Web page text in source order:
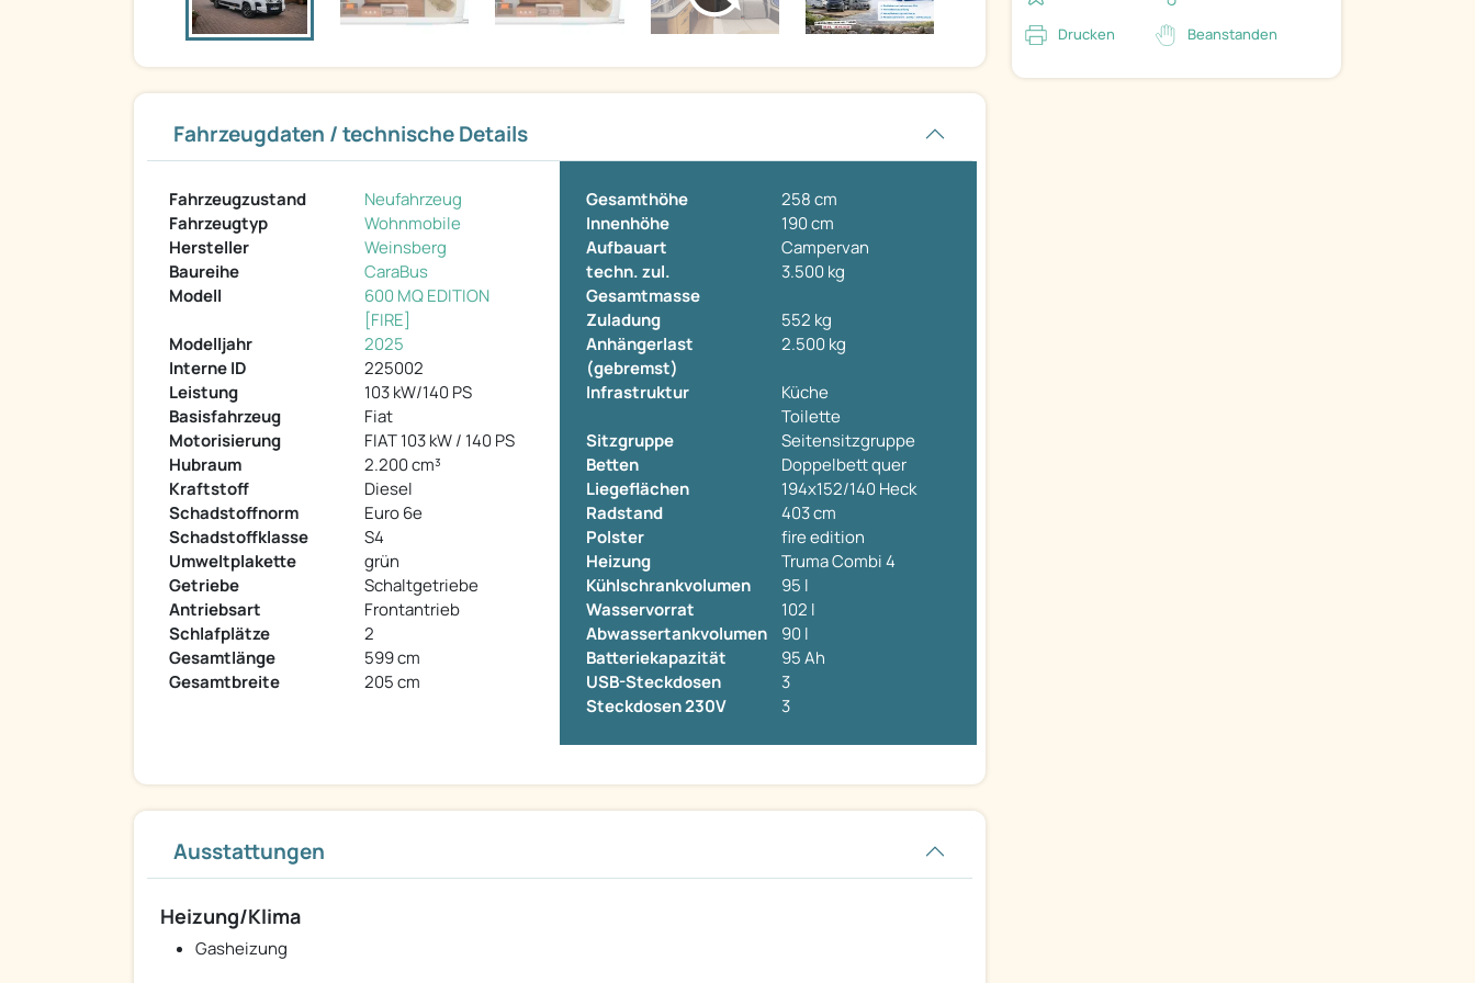
Fahrzeugdaten / technische Details
Fahrzeugzustand
Neufahrzeug
Fahrzeugtyp
Wohnmobile
Hersteller
Weinsberg
Baureihe
CaraBus
Modell
600 MQ EDITION
[FIRE]
Modelljahr
2025
Interne ID
225002
Leistung
103 kW/140 PS
Basisfahrzeug
Fiat
Motorisierung
FIAT 103 kW / 140 PS
Hubraum
2.200 cm³
Kraftstoff
Diesel
Schadstoffnorm
Euro 6e
Schadstoffklasse
S4
Umweltplakette
grün
Getriebe
Schaltgetriebe
Antriebsart
Frontantrieb
Schlafplätze
2
Gesamtlänge
599 cm
Gesamtbreite
205 cm
Gesamthöhe
258 cm
Innenhöhe
190 cm
Aufbauart
Campervan
techn. zul.
Gesamtmasse
3.500 kg
Zuladung
552 kg
Anhängerlast
(gebremst)
2.500 kg
Infrastruktur
Küche
Toilette
Sitzgruppe
Seitensitzgruppe
Betten
Doppelbett quer
Liegeflächen
194x152/140 Heck
Radstand
403 cm
Polster
fire edition
Heizung
Truma Combi 4
Kühlschrankvolumen
95 l
Wasservorrat
102 l
Abwassertankvolumen
90 l
Batteriekapazität
95 Ah
USB-Steckdosen
3
Steckdosen 230V
3
Ausstattungen
Heizung/Klima
Gasheizung
Drucken Beanstanden